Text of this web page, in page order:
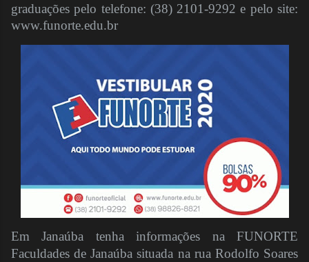
graduações pelo telefone: (38) 2101-9292 e pelo site:
www.funorte.edu.br
Em Janaúba tenha informações na FUNORTE
Faculdades de Janaúba situada na rua Rodolfo Soares